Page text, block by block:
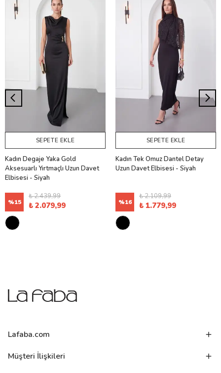
SEPETE EKLE
Kadın Degaje Yaka Gold
Aksesuarlı Yırtmaçlı Uzun Davet
Elbisesi - Siyah
%15
₺ 2.439,99
₺ 2.079,99
SEPETE EKLE
Kadın Tek Omuz Dantel Detay
Uzun Davet Elbisesi - Siyah
%16
₺ 2.109,99
₺ 1.779,99
Lafaba.com
Müşteri İlişkileri